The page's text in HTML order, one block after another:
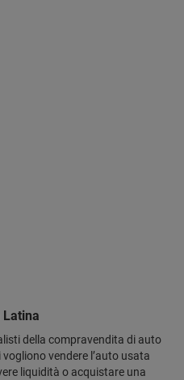
della compravendita di auto
vendere l’auto usata
liquidità o acquistare una